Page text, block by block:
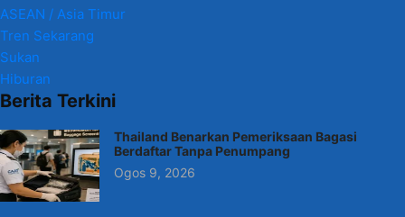
ASEAN / Asia Timur
Tren Sekarang
Sukan
Hiburan
Berita Terkini
Thailand Benarkan Pemeriksaan Bagasi
Berdaftar Tanpa Penumpang
Ogos 9, 2026